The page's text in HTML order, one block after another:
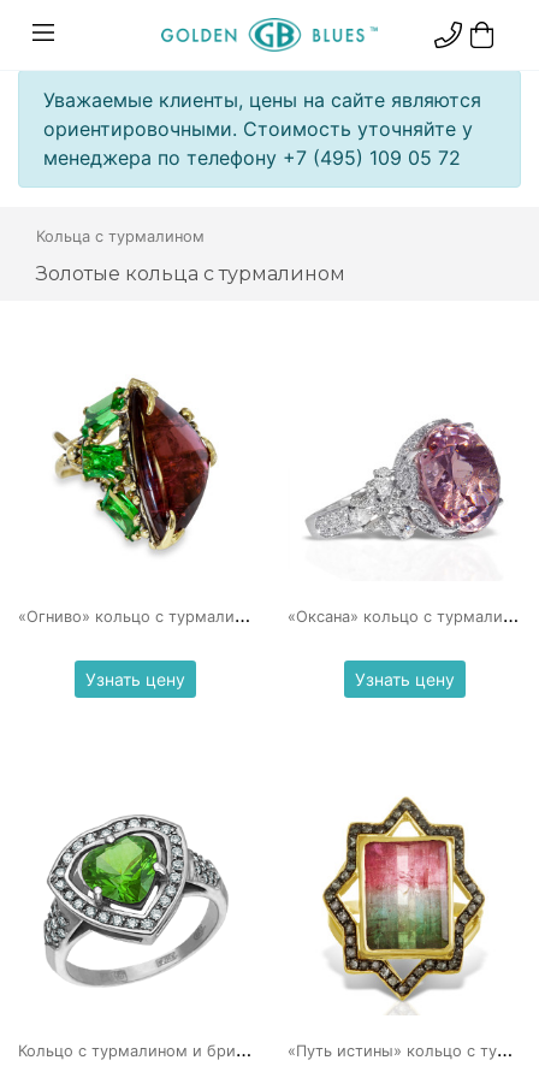
Уважаемые клиенты, цены на сайте являются
ориентировочными. Стоимость уточняйте у
менеджера по телефону +7 (495) 109 05 72
Кольца с турмалином
Золотые кольца с турмалином
«
Огниво» кольцо с турмалином
Узнать цену
«
Оксана» кольцо с турмалином и бриллиантами
Узнать цену
К
ольцо с турмалином и бриллиантами «
Путь истины» кольцо с турмалином и гранатами